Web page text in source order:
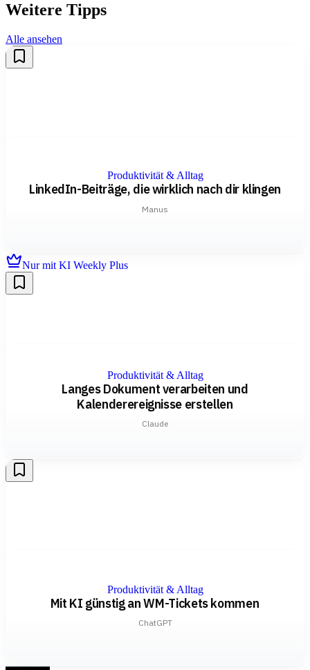
Weitere Tipps
Alle ansehen
Produktivität & Alltag
LinkedIn-Beiträge, die wirklich nach dir klingen
Manus
Nur mit KI Weekly Plus
Produktivität & Alltag
Langes Dokument verarbeiten und
Kalenderereignisse erstellen
Claude
Produktivität & Alltag
Mit KI günstig an WM-Tickets kommen
ChatGPT